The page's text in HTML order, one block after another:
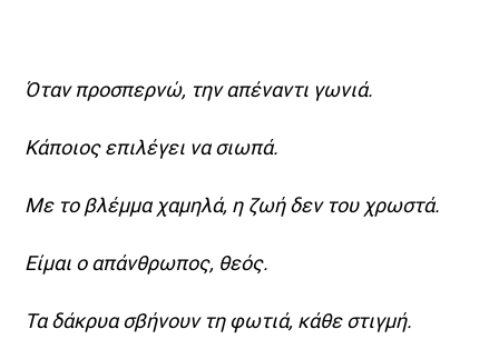
Όταν προσπερνώ, την απέναντι γωνιά.
Κάποιος επιλέγει να σιωπά.
Με το βλέμμα χαμηλά, η ζωή δεν του χρωστά.
Είμαι ο απάνθρωπος, θεός.
Τα δάκρυα σβήνουν τη φωτιά, κάθε στιγμή.